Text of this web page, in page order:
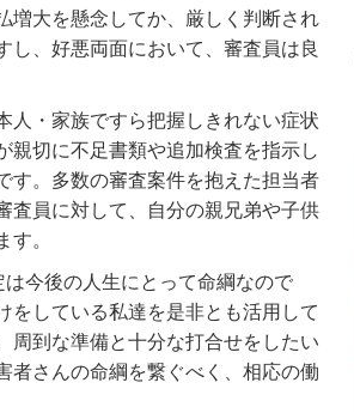
増大を懸念してか、厳しく判断され
し、好悪両面において、審査員は良
・家族ですら把握しきれない症状
親切に不足書類や追加検査を指示し
す。多数の審査案件を抱えた担当者
査員に対して、自分の親兄弟や子供
。
今後の人生にとって命綱なので
をしている私達を是非とも活用して
周到な準備と十分な打合せをしたい
者さんの命綱を繋ぐべく、相応の働